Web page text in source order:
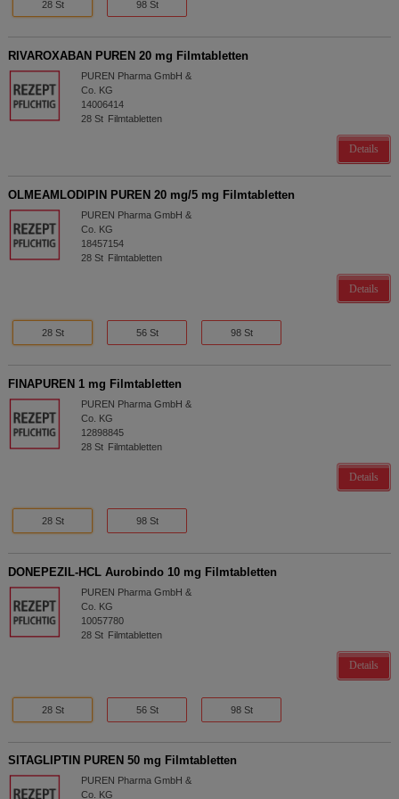
28 St 98 St
RIVAROXABAN PUREN 20 mg Filmtabletten
PUREN Pharma GmbH &
Co. KG
14006414
28 St Filmtabletten
Details
OLMEAMLODIPIN PUREN 20 mg/5 mg Filmtabletten
PUREN Pharma GmbH &
Co. KG
18457154
28 St Filmtabletten
Details
28 St 56 St 98 St
FINAPUREN 1 mg Filmtabletten
PUREN Pharma GmbH &
Co. KG
12898845
28 St Filmtabletten
Details
28 St 98 St
DONEPEZIL-HCL Aurobindo 10 mg Filmtabletten
PUREN Pharma GmbH &
Co. KG
10057780
28 St Filmtabletten
Details
28 St 56 St 98 St
SITAGLIPTIN PUREN 50 mg Filmtabletten
PUREN Pharma GmbH &
Co. KG